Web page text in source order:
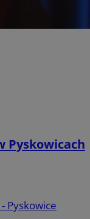
Pyskowicach
Pyskowice